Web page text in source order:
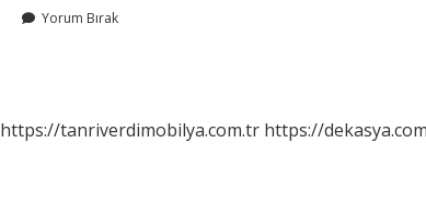
Yorum Bırak
https://tanriverdimobilya.com.tr https://